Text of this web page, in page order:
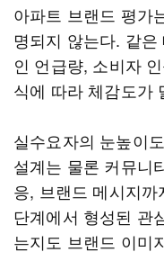
아파트 브랜드 평가
명되지 않는다. 같
인 언급량, 소비자
식에 따라 체감도가
실수요자의 눈높이
설계는 물론 커뮤니
응, 브랜드 메시지
단계에서 형성된 관
는지도 브랜드 이미